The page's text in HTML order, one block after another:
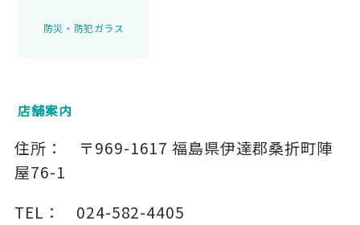
防災・防犯ガラス
店舗案内
住所： 〒969-1617 福島県伊達郡桑折町陣
屋76-1
TEL：
024-582-4405